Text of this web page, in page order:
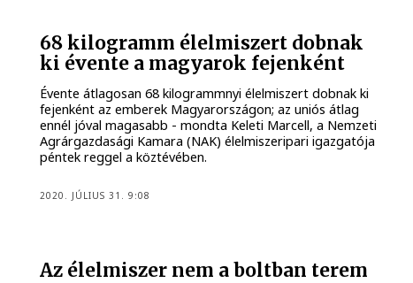
68 kilogramm élelmiszert dobnak
ki évente a magyarok fejenként
Évente átlagosan 68 kilogrammnyi élelmiszert dobnak ki
fejenként az emberek Magyarországon; az uniós átlag
ennél jóval magasabb - mondta Keleti Marcell, a Nemzeti
Agrárgazdasági Kamara (NAK) élelmiszeripari igazgatója
péntek reggel a köztévében.
2020. JÚLIUS 31. 9:08
Az élelmiszer nem a boltban terem